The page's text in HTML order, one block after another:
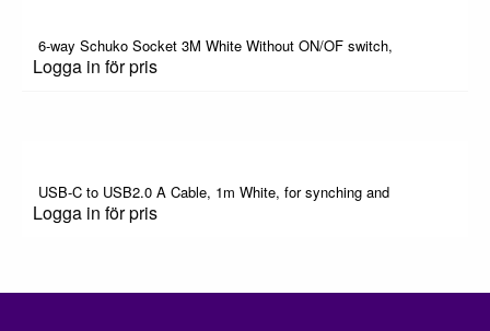
6-way Schuko Socket 3M White Without ON/OF switch,
Logga in för pris
USB-C to USB2.0 A Cable, 1m White, for synching and
Logga in för pris